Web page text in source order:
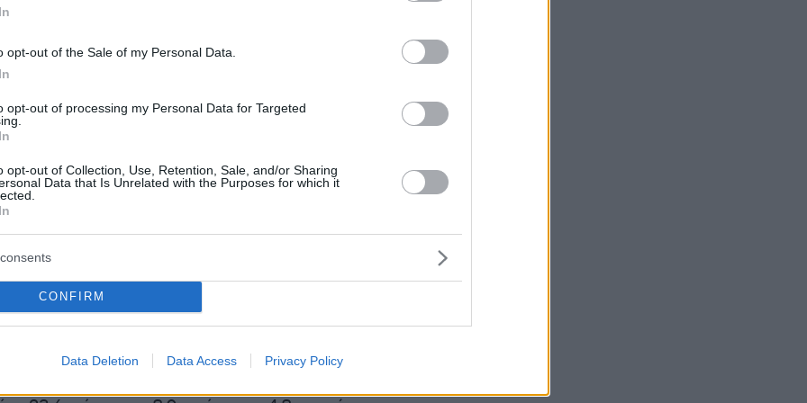
opt-out of the Sale of my Personal Data.
opt-out of processing my Personal Data for Targeted
opt-out of Collection, Use, Retention, Sale, and/or Sharing
Data that Is Unrelated with the Purposes for which it
CONFIRM
Data Deletion Data Access Privacy Policy
σε επικοινωνία με τον Τζέιμς και την
του και θα συνεχίσουμε να
τις εξελίξεις. Προς το παρόν δεν θα
σχόλιο», σημείωσε η ομάδα.
το συμβόλαιο του Χάρντεν
γκαρντ, 11 φορές All-Star και MVP της σεζόν
στους Καβαλίερς τον Φεβρουάριο
από τους Λος Άντζελες Κλίπερς και
έκτη ομάδα της καριέρας του.
μέτρησε 20,5 πόντους, 7,7 ασίστ και 4,8